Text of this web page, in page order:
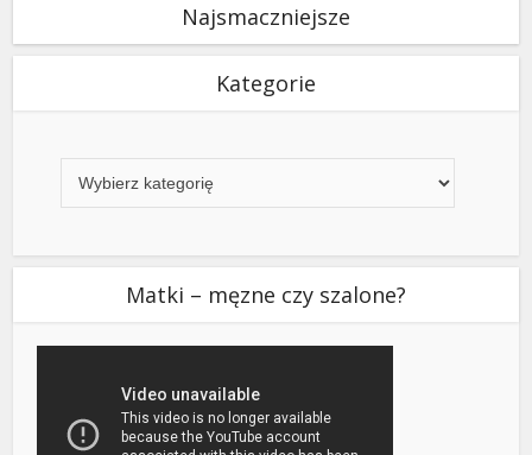
Najsmaczniejsze
Kategorie
Matki – męzne czy szalone?